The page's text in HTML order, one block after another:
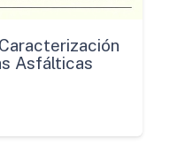
Asfálticas